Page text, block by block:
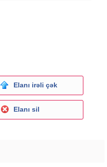
Elanı irəli çək
Elanı sil